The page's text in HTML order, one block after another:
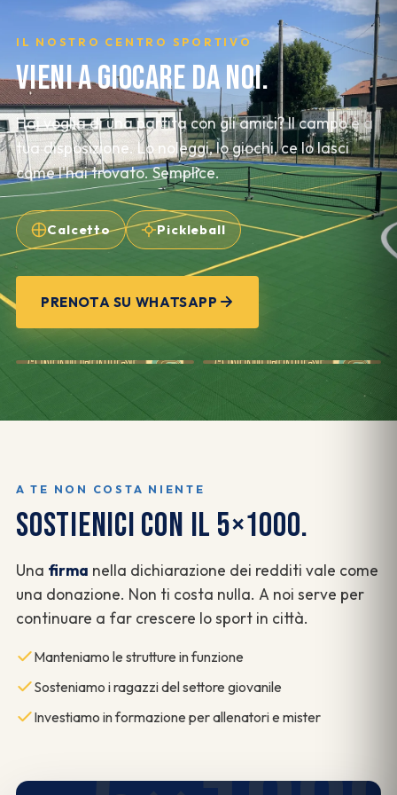
IL NOSTRO CENTRO SPORTIVO
VIENI A GIOCARE DA NOI.
Hai voglia di una partita con gli amici? Il campo è a
tua disposizione. Lo noleggi, lo giochi, ce lo lasci
come l'hai trovato. Semplice.
Calcetto Pickleball
PRENOTA SU WHATSAPP
A TE NON COSTA NIENTE
SOSTIENICI CON IL 5×1000.
Una firma nella dichiarazione dei redditi vale come
una donazione. Non ti costa nulla. A noi serve per
continuare a far crescere lo sport in città.
Manteniamo le strutture in funzione
Sosteniamo i ragazzi del settore giovanile
Investiamo in formazione per allenatori e mister